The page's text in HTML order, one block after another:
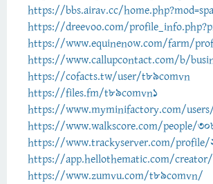
https://bbs.airav.cc/
https://dreevoo.com/
https://www.equinenow.com/farm/
https://www.callupcontact.com/b/
https://cofacts.tw/user/t89comvn
https://files.fm/t89comvn1
https://www.myminifactory.com/
https://www.walkscore.com/people/
https://www.trackyserver.com/profile/
https://app.hellothematic.com/
https://www.zumvu.com/t89comvn/